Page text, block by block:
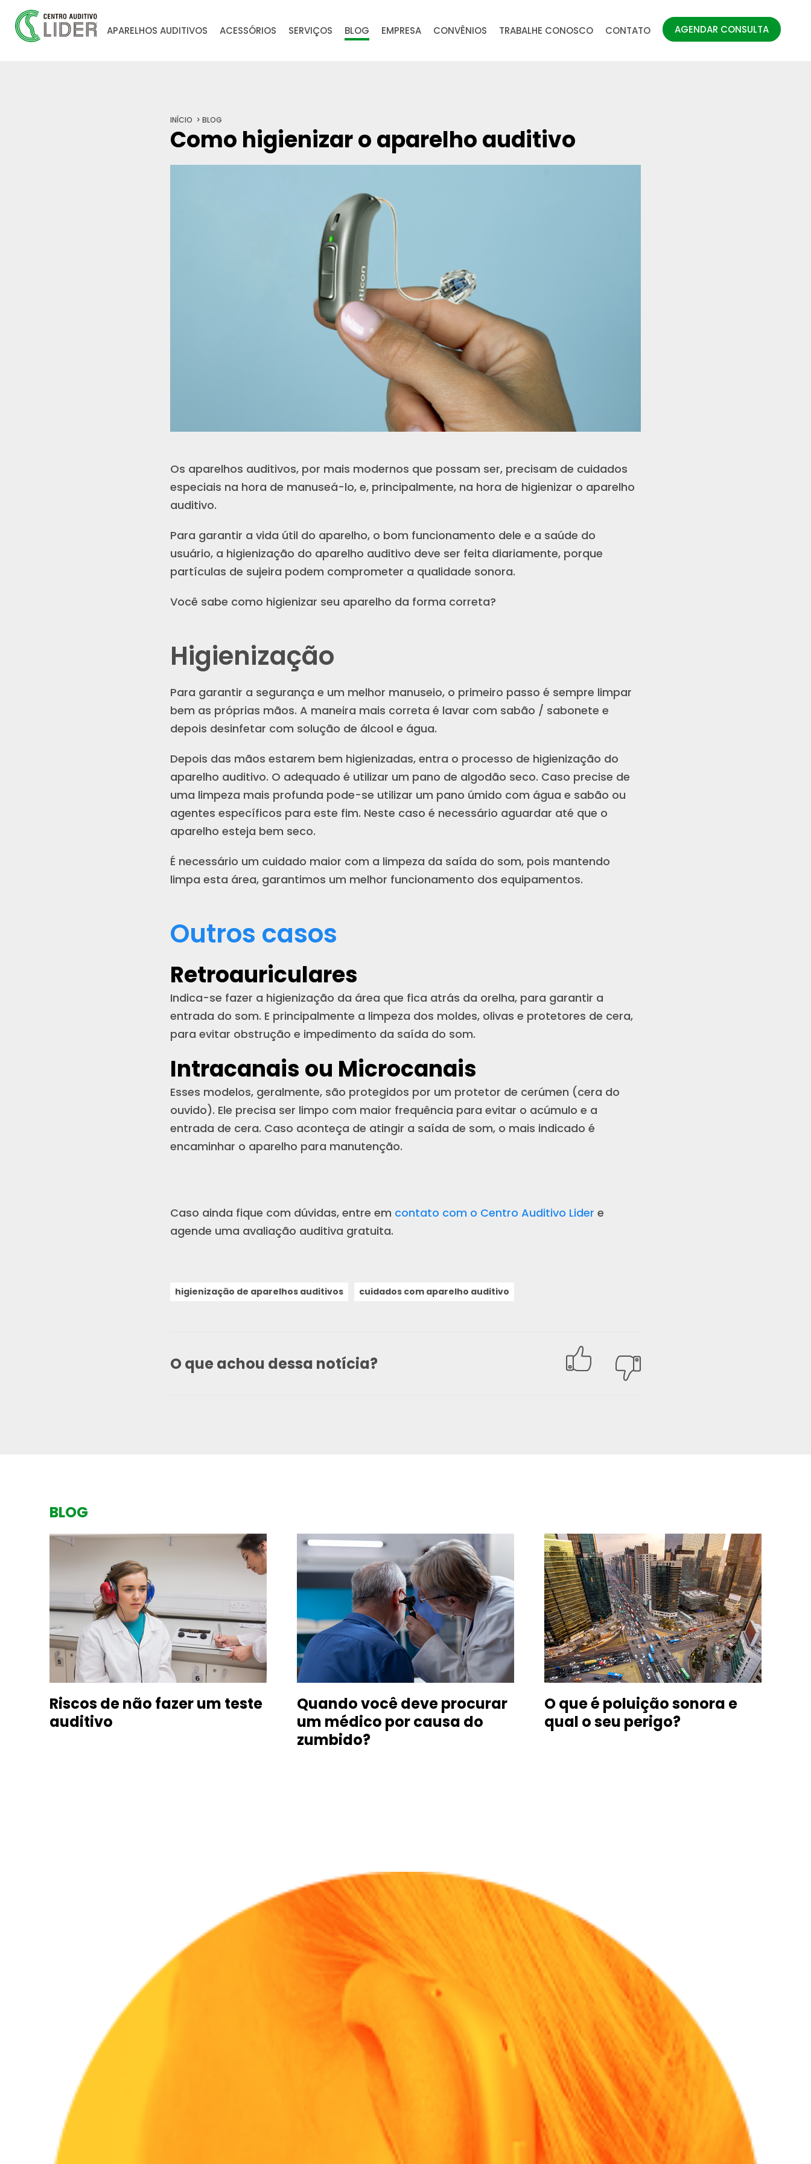
APARELHOS AUDITIVOS ACESSÓRIOS SERVIÇOS BLOG EMPRESA CONVÊNIOS TRABALHE CONOSCO CONTATO AGENDAR CONSULTA
INÍCIO BLOG
Como higienizar o aparelho auditivo
Os aparelhos auditivos, por mais modernos que possam ser, precisam de cuidados
especiais na hora de manuseá-lo, e, principalmente, na hora de higienizar o aparelho
auditivo.
Para garantir a vida útil do aparelho, o bom funcionamento dele e a saúde do
usuário, a higienização do aparelho auditivo deve ser feita diariamente, porque
partículas de sujeira podem comprometer a qualidade sonora.
Você sabe como higienizar seu aparelho da forma correta?
Higienização
Para garantir a segurança e um melhor manuseio, o primeiro passo é sempre limpar
bem as próprias mãos. A maneira mais correta é lavar com sabão / sabonete e
depois desinfetar com solução de álcool e água.
Depois das mãos estarem bem higienizadas, entra o processo de higienização do
aparelho auditivo. O adequado é utilizar um pano de algodão seco. Caso precise de
uma limpeza mais profunda pode-se utilizar um pano úmido com água e sabão ou
agentes específicos para este fim. Neste caso é necessário aguardar até que o
aparelho esteja bem seco.
É necessário um cuidado maior com a limpeza da saída do som, pois mantendo
limpa esta área, garantimos um melhor funcionamento dos equipamentos.
Outros casos
Retroauriculares
Indica-se fazer a higienização da área que fica atrás da orelha, para garantir a
entrada do som. E principalmente a limpeza dos moldes, olivas e protetores de cera,
para evitar obstrução e impedimento da saída do som.
Intracanais ou Microcanais
Esses modelos, geralmente, são protegidos por um protetor de cerúmen (cera do
ouvido). Ele precisa ser limpo com maior frequência para evitar o acúmulo e a
entrada de cera. Caso aconteça de atingir a saída de som, o mais indicado é
encaminhar o aparelho para manutenção.
Caso ainda fique com dúvidas, entre em contato com o Centro Auditivo Lider e
agende uma avaliação auditiva gratuita.
higienização de aparelhos auditivos cuidados com aparelho auditivo
O que achou dessa notícia?
BLOG
Riscos de não fazer um teste
auditivo
Quando você deve procurar
um médico por causa do
zumbido?
O que é poluição sonora e
qual o seu perigo?